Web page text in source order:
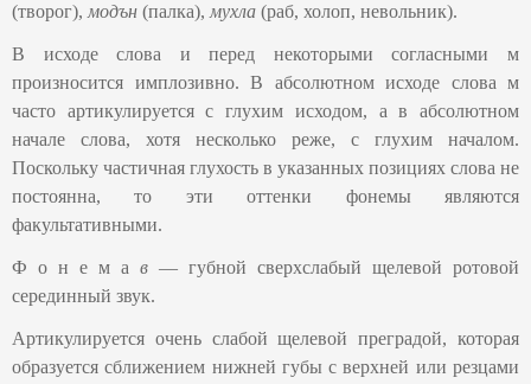
(творог), модън (палка), мухла (раб, холоп, невольник).
В исходе слова и перед некоторыми согласными м
произносится имплозивно. В абсолютном исходе слова м
часто артикулируется с глухим исходом, а в абсолютном
начале слова, хотя несколько реже, с глухим началом.
Поскольку частичная глухость в указанных позициях слова не
постоянна, то эти оттенки фонемы являются
факультативными.
Ф о н е м а в ― губной сверхслабый щелевой ротовой
серединный звук.
Артикулируется очень слабой щелевой преградой, которая
образуется сближением нижней губы с верхней или резцами